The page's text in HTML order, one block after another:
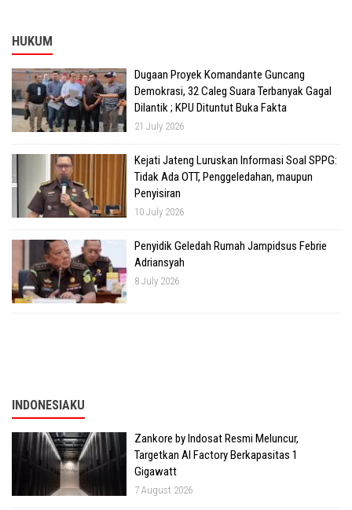
HUKUM
Dugaan Proyek Komandante Guncang
Demokrasi, 32 Caleg Suara Terbanyak Gagal
Dilantik ; KPU Dituntut Buka Fakta
21 July 2026
Kejati Jateng Luruskan Informasi Soal SPPG:
Tidak Ada OTT, Penggeledahan, maupun
Penyisiran
10 July 2026
Penyidik Geledah Rumah Jampidsus Febrie
Adriansyah
8 July 2026
INDONESIAKU
Zankore by Indosat Resmi Meluncur,
Targetkan AI Factory Berkapasitas 1
Gigawatt
7 August 2026